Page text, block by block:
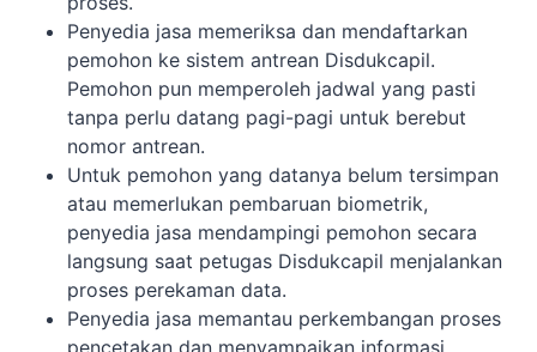
Penyedia jasa memeriksa dan mendaftarkan
pemohon ke sistem antrean Disdukcapil.
Pemohon pun memperoleh jadwal yang pasti
tanpa perlu datang pagi-pagi untuk berebut
nomor antrean.
Untuk pemohon yang datanya belum tersimpan
atau memerlukan pembaruan biometrik,
penyedia jasa mendampingi pemohon secara
langsung saat petugas Disdukcapil menjalankan
proses perekaman data.
Penyedia jasa memantau perkembangan proses